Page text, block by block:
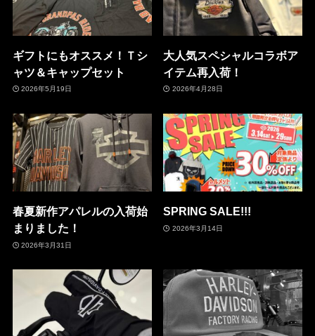
ギフトにもオススメ！Ｔシ
ャツ＆キャップセット
2026年5月19日
大人気スペシャルコラボア
イテム再入荷！
2026年4月28日
春夏新作アパレルの入荷始
まりました！
2026年3月31日
SPRING SALE!!!
2026年3月14日